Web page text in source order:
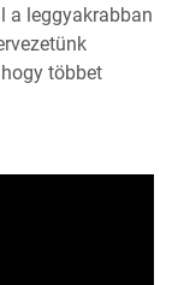
a leggyakrabban
többet